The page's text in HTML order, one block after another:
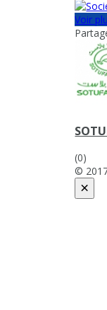
Voir
(0)
©
×